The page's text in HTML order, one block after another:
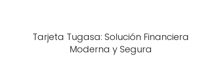
Tarjeta Tugasa: Solución Financiera
Moderna y Segura